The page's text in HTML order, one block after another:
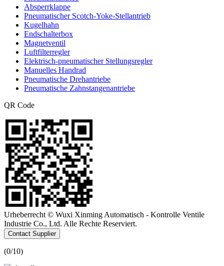
Absperrklappe
Pneumatischer Scotch-Yoke-Stellantrieb
Kugelhahn
Endschalterbox
Magnetventil
Luftfilterregler
Elektrisch-pneumatischer Stellungsregler
Manuelles Handrad
Pneumatische Drehantriebe
Pneumatische Zahnstangenantriebe
QR Code
Urheberrecht © Wuxi Xinming Automatisch - Kontrolle Ventile
Industrie Co., Ltd. Alle Rechte Reserviert.
Contact Supplier
(0/10)